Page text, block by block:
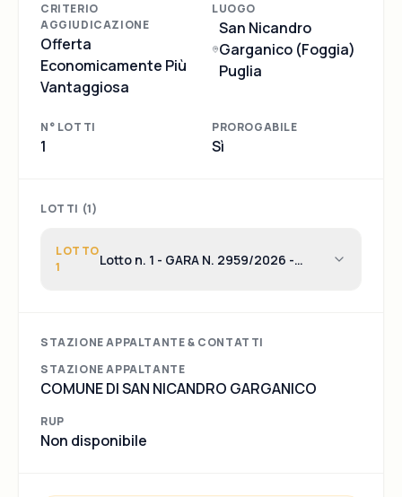
CRITERIO
AGGIUDICAZIONE
Offerta
Economicamente Più
Vantaggiosa
LUOGO
San Nicandro
Garganico (Foggia)
Puglia
N° LOTTI
1
PROROGABILE
Sì
LOTTI (1)
LOTTO
1
Lotto n. 1 - GARA N. 2959/2026 -
AVENTE AD OGGETTO
RELATIVO AL SERVIZIO DI ISTRUZIONE
PRESCOLASTICA PER L'ASILO NIDO
DURATA DI DUE ANNI PROROGABILE
STAZIONE APPALTANTE & CONTATTI
STAZIONE APPALTANTE
COMUNE DI SAN NICANDRO GARGANICO
RUP
Non disponibile